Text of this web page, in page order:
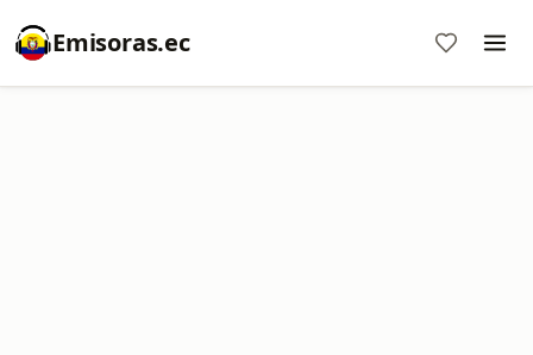
Emisoras.ec